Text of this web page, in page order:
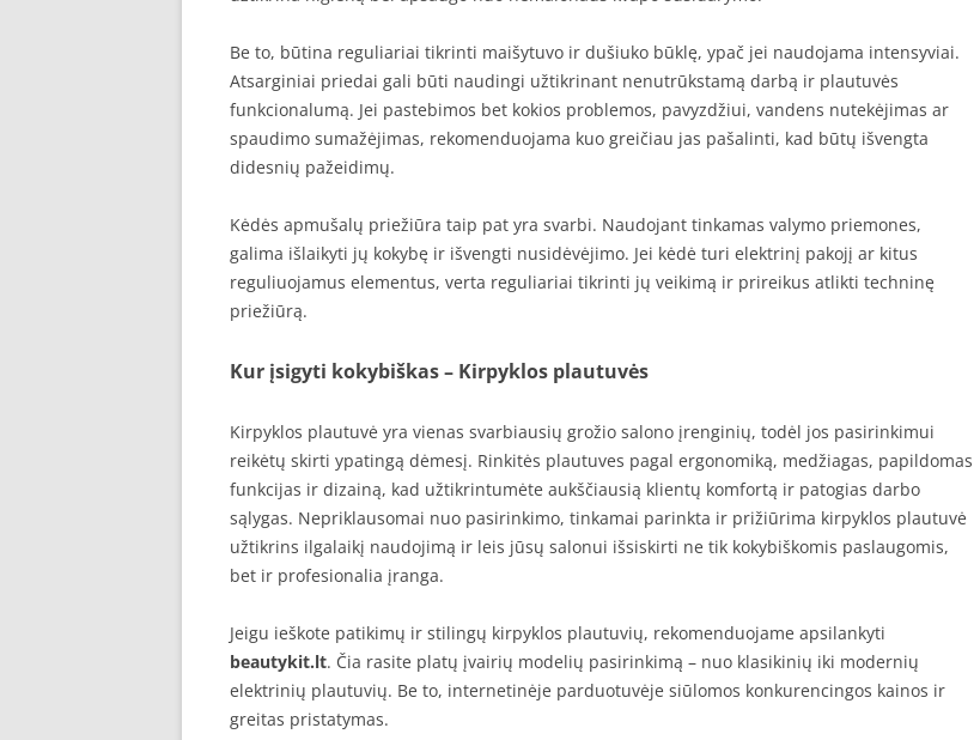
Be to, būtina reguliariai tikrinti maišytuvo ir dušiuko būklę, ypač jei naudojama intensyviai.
Atsarginiai priedai gali būti naudingi užtikrinant nenutrūkstamą darbą ir plautuvės
funkcionalumą. Jei pastebimos bet kokios problemos, pavyzdžiui, vandens nutekėjimas ar
spaudimo sumažėjimas, rekomenduojama kuo greičiau jas pašalinti, kad būtų išvengta
didesnių pažeidimų.
Kėdės apmušalų priežiūra taip pat yra svarbi. Naudojant tinkamas valymo priemones,
galima išlaikyti jų kokybę ir išvengti nusidėvėjimo. Jei kėdė turi elektrinį pakojį ar kitus
reguliuojamus elementus, verta reguliariai tikrinti jų veikimą ir prireikus atlikti techninę
priežiūrą.
Kur įsigyti kokybiškas – Kirpyklos plautuvės
Kirpyklos plautuvė yra vienas svarbiausių grožio salono įrenginių, todėl jos pasirinkimui
reikėtų skirti ypatingą dėmesį. Rinkitės plautuves pagal ergonomiką, medžiagas, papildomas
funkcijas ir dizainą, kad užtikrintumėte aukščiausią klientų komfortą ir patogias darbo
sąlygas. Nepriklausomai nuo pasirinkimo, tinkamai parinkta ir prižiūrima kirpyklos plautuvė
užtikrins ilgalaikį naudojimą ir leis jūsų salonui išsiskirti ne tik kokybiškomis paslaugomis,
bet ir profesionalia įranga.
Jeigu ieškote patikimų ir stilingų kirpyklos plautuvių, rekomenduojame apsilankyti
beautykit.lt. Čia rasite platų įvairių modelių pasirinkimą – nuo klasikinių iki modernių
elektrinių plautuvių. Be to, internetinėje parduotuvėje siūlomos konkurencingos kainos ir
greitas pristatymas.